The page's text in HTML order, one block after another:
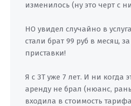
изменилось (ну это черт с
НО увидел случайно в
стали брат 99 руб в месяц,
приставки!
Я с ЗТ уже 7 лет. И ни когда
аренду не брал (нюанс,
входила в стоимость